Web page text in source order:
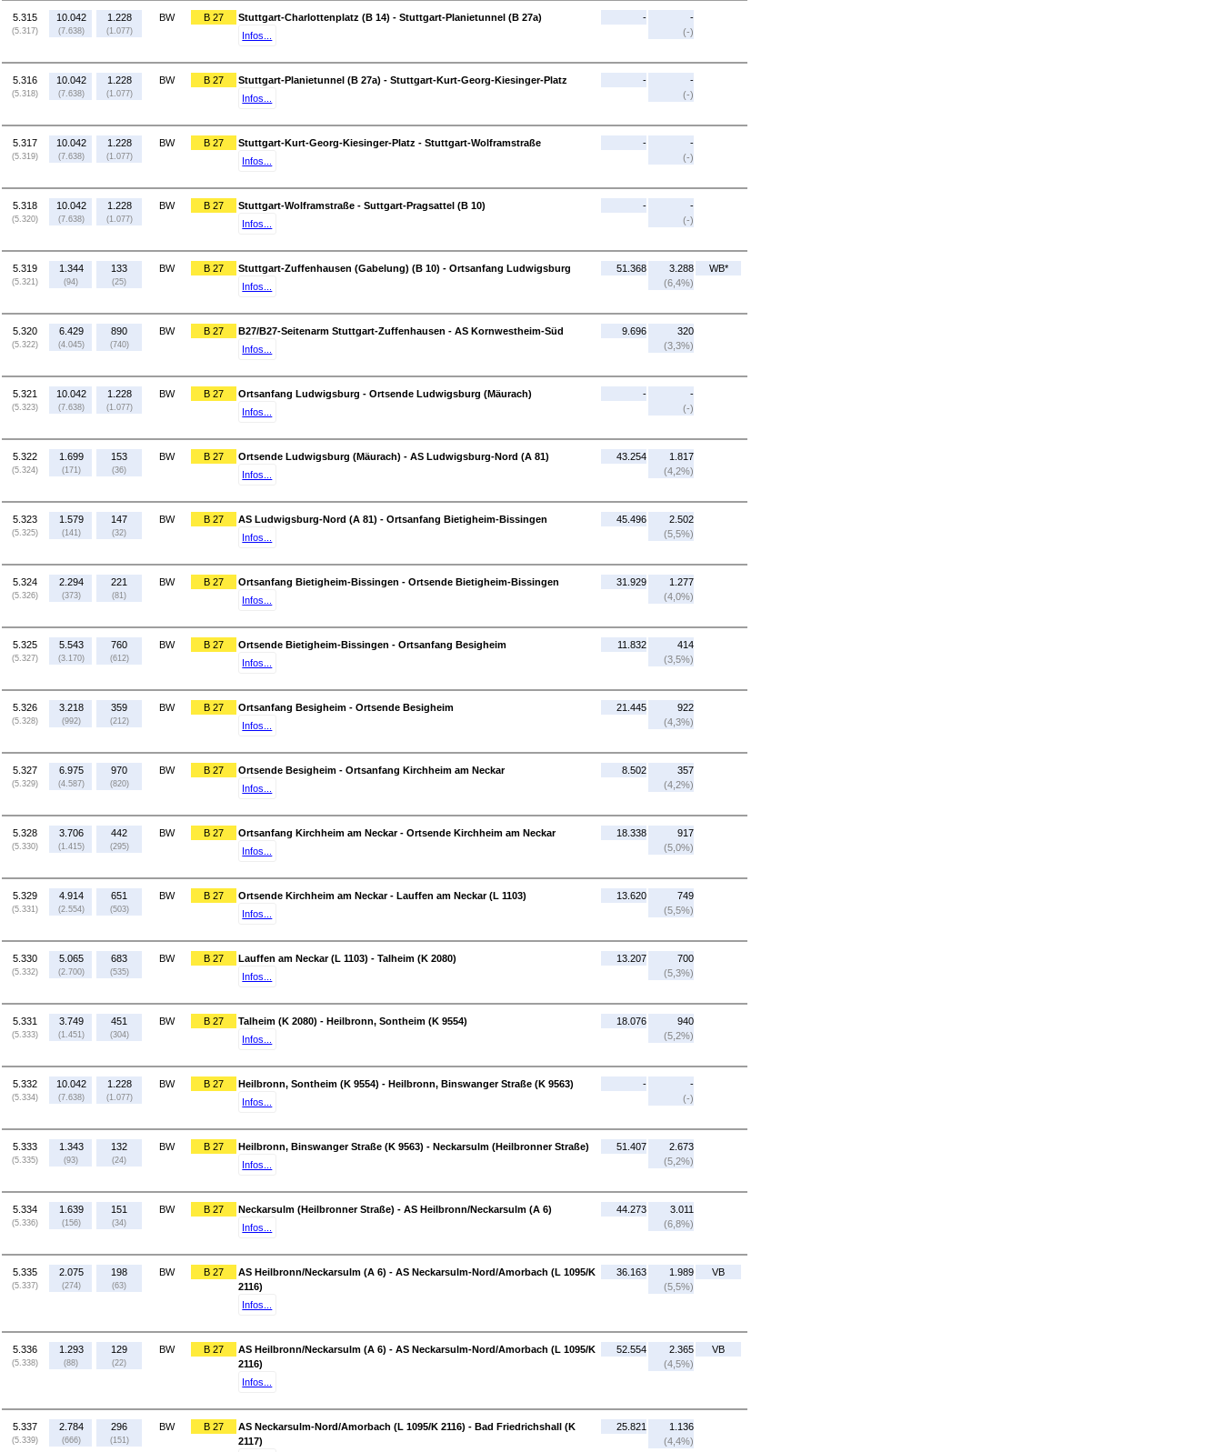
5.315
(5.317)
10.042
(7.638)
1.228
(1.077)
BW B 27
Stuttgart-Charlottenplatz (B 14) - Stuttgart-Planietunnel (B 27a)
Infos...
-
-
(-)
5.316
(5.318)
10.042
(7.638)
1.228
(1.077)
BW B 27
Stuttgart-Planietunnel (B 27a) - Stuttgart-Kurt-Georg-Kiesinger-Platz
Infos...
-
-
(-)
5.317
(5.319)
10.042
(7.638)
1.228
(1.077)
BW B 27
Stuttgart-Kurt-Georg-Kiesinger-Platz - Stuttgart-Wolframstraße
Infos...
-
-
(-)
5.318
(5.320)
10.042
(7.638)
1.228
(1.077)
BW B 27
Stuttgart-Wolframstraße - Suttgart-Pragsattel (B 10)
Infos...
-
-
(-)
5.319
(5.321)
1.344
(94)
133
(25)
BW B 27
Stuttgart-Zuffenhausen (Gabelung) (B 10) - Ortsanfang Ludwigsburg
Infos...
51.368
3.288
(6,4%)
WB*
5.320
(5.322)
6.429
(4.045)
890
(740)
BW B 27
B27/B27-Seitenarm Stuttgart-Zuffenhausen - AS Kornwestheim-Süd
Infos...
9.696
320
(3,3%)
5.321
(5.323)
10.042
(7.638)
1.228
(1.077)
BW B 27
Ortsanfang Ludwigsburg - Ortsende Ludwigsburg (Mäurach)
Infos...
-
-
(-)
5.322
(5.324)
1.699
(171)
153
(36)
BW B 27
Ortsende Ludwigsburg (Mäurach) - AS Ludwigsburg-Nord (A 81)
Infos...
43.254
1.817
(4,2%)
5.323
(5.325)
1.579
(141)
147
(32)
BW B 27
AS Ludwigsburg-Nord (A 81) - Ortsanfang Bietigheim-Bissingen
Infos...
45.496
2.502
(5,5%)
5.324
(5.326)
2.294
(373)
221
(81)
BW B 27
Ortsanfang Bietigheim-Bissingen - Ortsende Bietigheim-Bissingen
Infos...
31.929
1.277
(4,0%)
5.325
(5.327)
5.543
(3.170)
760
(612)
BW B 27
Ortsende Bietigheim-Bissingen - Ortsanfang Besigheim
Infos...
11.832
414
(3,5%)
5.326
(5.328)
3.218
(992)
359
(212)
BW B 27
Ortsanfang Besigheim - Ortsende Besigheim
Infos...
21.445
922
(4,3%)
5.327
(5.329)
6.975
(4.587)
970
(820)
BW B 27
Ortsende Besigheim - Ortsanfang Kirchheim am Neckar
Infos...
8.502
357
(4,2%)
5.328
(5.330)
3.706
(1.415)
442
(295)
BW B 27
Ortsanfang Kirchheim am Neckar - Ortsende Kirchheim am Neckar
Infos...
18.338
917
(5,0%)
5.329
(5.331)
4.914
(2.554)
651
(503)
BW B 27
Ortsende Kirchheim am Neckar - Lauffen am Neckar (L 1103)
Infos...
13.620
749
(5,5%)
5.330
(5.332)
5.065
(2.700)
683
(535)
BW B 27
Lauffen am Neckar (L 1103) - Talheim (K 2080)
Infos...
13.207
700
(5,3%)
5.331
(5.333)
3.749
(1.451)
451
(304)
BW B 27
Talheim (K 2080) - Heilbronn, Sontheim (K 9554)
Infos...
18.076
940
(5,2%)
5.332
(5.334)
10.042
(7.638)
1.228
(1.077)
BW B 27
Heilbronn, Sontheim (K 9554) - Heilbronn, Binswanger Straße (K 9563)
Infos...
-
-
(-)
5.333
(5.335)
1.343
(93)
132
(24)
BW B 27
Heilbronn, Binswanger Straße (K 9563) - Neckarsulm (Heilbronner Straße)
Infos...
51.407
2.673
(5,2%)
5.334
(5.336)
1.639
(156)
151
(34)
BW B 27
Neckarsulm (Heilbronner Straße) - AS Heilbronn/Neckarsulm (A 6)
Infos...
44.273
3.011
(6,8%)
5.335
(5.337)
2.075
(274)
198
(63)
BW B 27
AS Heilbronn/Neckarsulm (A 6) - AS Neckarsulm-Nord/Amorbach (L 1095/K
2116)
Infos...
36.163
1.989
(5,5%)
VB
5.336
(5.338)
1.293
(88)
129
(22)
BW B 27
AS Heilbronn/Neckarsulm (A 6) - AS Neckarsulm-Nord/Amorbach (L 1095/K
2116)
Infos...
52.554
2.365
(4,5%)
VB
5.337
(5.339)
2.784
(666)
296
(151)
BW B 27
AS Neckarsulm-Nord/Amorbach (L 1095/K 2116) - Bad Friedrichshall (K
2117)
25.821
1.136
(4,4%)